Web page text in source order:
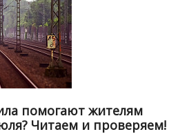
помогают жителям
Читаем и проверяем!